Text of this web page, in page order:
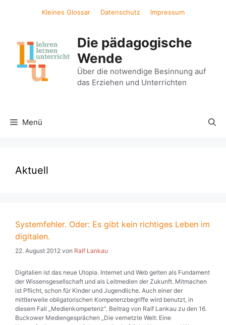
Kleines Glossar Datenschutz Impressum
Die pädagogische
Wende
Über die notwendige Besinnung auf
das Erziehen und Unterrichten
Menü
Aktuell
Systemfehler. Oder: Es gibt kein richtiges Leben im
digitalen.
22. August 2012 von Ralf Lankau
Digitalien ist das neue Utopia. Internet und Web gelten als Fundament
der Wissensgesellschaft und als Leitmedien der Zukunft. Mitmachen
ist Pflicht, schon für Kinder und Jugendliche. Auch einer der
mittlerweile obligatorischen Kompetenzbegriffe wird benutzt, in
diesem Fall „Medienkompetenz“. Beitrag von Ralf Lankau zu den 16.
Buckower Mediengesprächen „Die vernetzte Welt: Eine